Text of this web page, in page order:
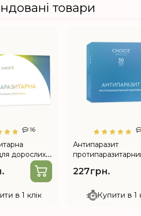
товари
16
дорослих
в 1 клік
Антипаразит
комплекс від
227грн.
Купити в 1